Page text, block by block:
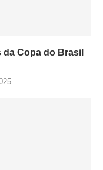
Copa do Brasil